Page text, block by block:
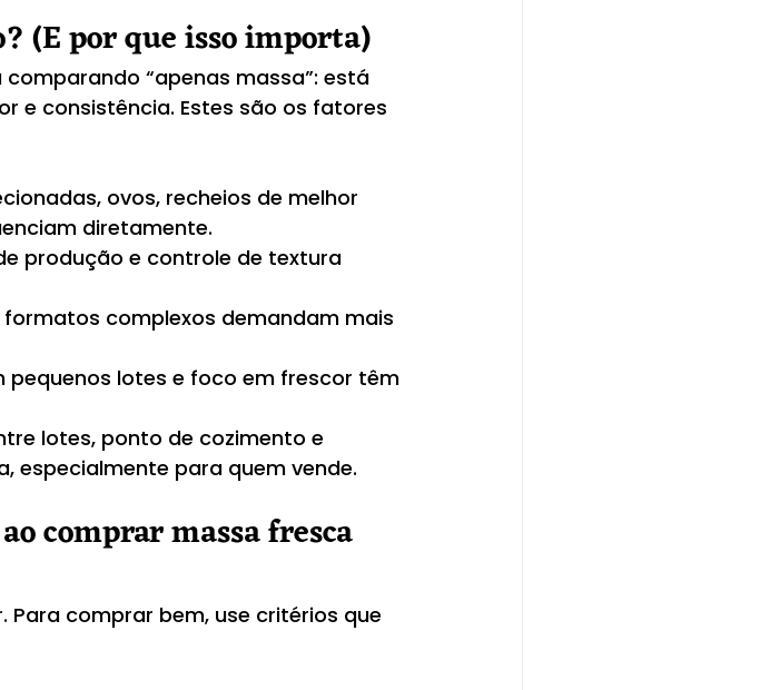
(E por que isso importa)
“apenas massa”: está
e consistência. Estes são os fatores
ovos, recheios de melhor
diretamente.
produção e controle de textura
complexos demandam mais
pequenos lotes e foco em frescor têm
lotes, ponto de cozimento e
especialmente para quem vende.
comprar massa fresca
Para comprar bem, use critérios que